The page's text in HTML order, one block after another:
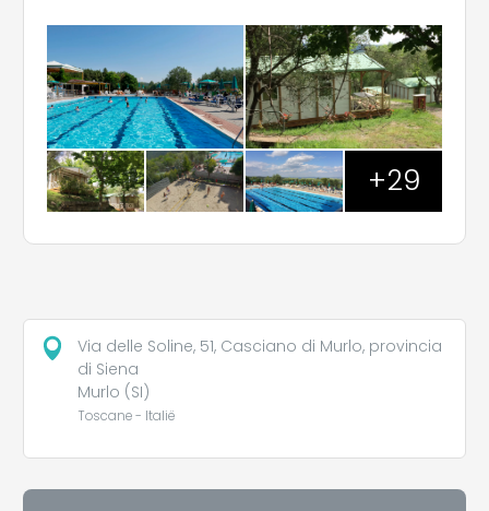
+29
Via delle Soline, 51, Casciano di Murlo, provincia
di Siena
Murlo (SI)
Toscane - Italië